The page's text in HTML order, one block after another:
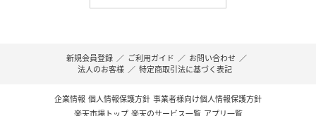
新規会員登録 ／ ご利用ガイド ／ お問い合わせ ／
法人のお客様 ／ 特定商取引法に基づく表記
企業情報 個人情報保護方針 事業者様向け個人情報保護方針
楽天市場トップ 楽天のサービス一覧 アプリ一覧